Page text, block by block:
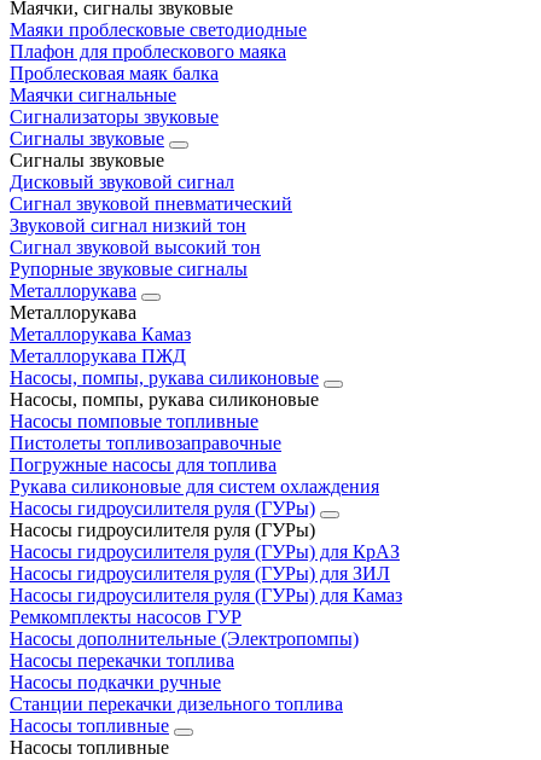
Маячки, сигналы звуковые
Маяки проблесковые светодиодные
Плафон для проблескового маяка
Проблесковая маяк балка
Маячки сигнальные
Сигнализаторы звуковые
Сигналы звуковые
Сигналы звуковые
Дисковый звуковой сигнал
Сигнал звуковой пневматический
Звуковой сигнал низкий тон
Сигнал звуковой высокий тон
Рупорные звуковые сигналы
Металлорукава
Металлорукава
Металлорукава Камаз
Металлорукава ПЖД
Насосы, помпы, рукава силиконовые
Насосы, помпы, рукава силиконовые
Насосы помповые топливные
Пистолеты топливозаправочные
Погружные насосы для топлива
Рукава силиконовые для систем охлаждения
Насосы гидроусилителя руля (ГУРы)
Насосы гидроусилителя руля (ГУРы)
Насосы гидроусилителя руля (ГУРы) для КрАЗ
Насосы гидроусилителя руля (ГУРы) для ЗИЛ
Насосы гидроусилителя руля (ГУРы) для Камаз
Ремкомплекты насосов ГУР
Насосы дополнительные (Электропомпы)
Насосы перекачки топлива
Насосы подкачки ручные
Станции перекачки дизельного топлива
Насосы топливные
Насосы топливные